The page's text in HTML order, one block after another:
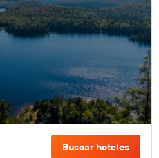
Buscar hoteles